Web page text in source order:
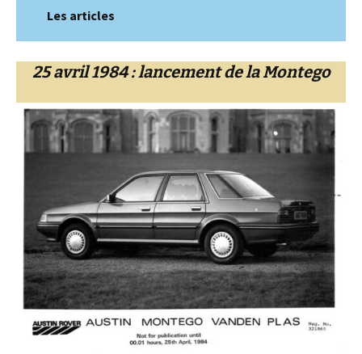
Les articles
25 avril 1984 : lancement de la Montego